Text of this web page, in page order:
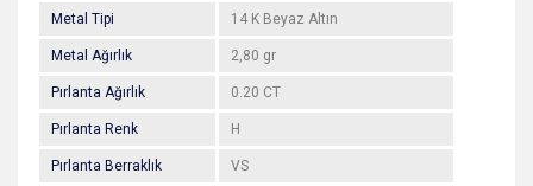
Metal Tipi 14 K Beyaz Altın
Metal Ağırlık 2,80 gr
Pırlanta Ağırlık 0.20 CT
Pırlanta Renk H
Pırlanta Berraklık VS